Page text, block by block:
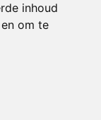
inhoud
om te